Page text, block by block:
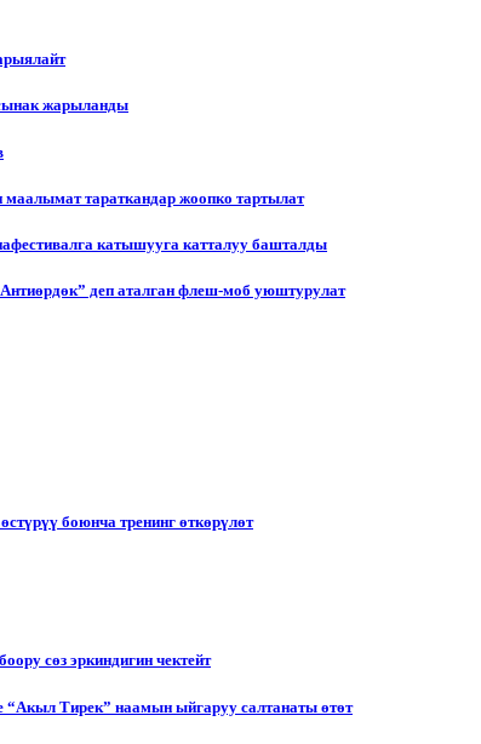
жарыланды
тараткандар жоопко тартылат
катышууга катталуу башталды
деп аталган флеш-моб уюштурулат
боюнча тренинг өткөрүлөт
сөз эркиндигин чектейт
Тирек” наамын ыйгаруу салтанаты өтөт